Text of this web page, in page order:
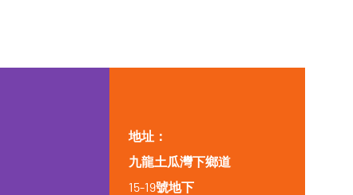
懷 2021
地址：
九龍土瓜灣下鄉道
15-19號地下